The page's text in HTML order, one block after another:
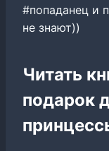
#попаданец и
не знают))
Читать
подарок